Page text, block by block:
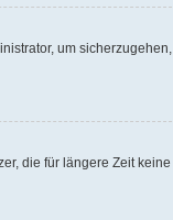
um
die für längere Zeit